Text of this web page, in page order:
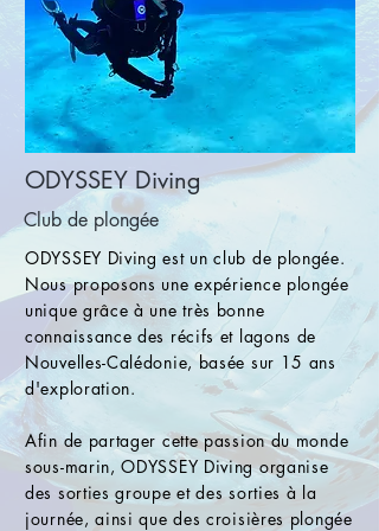
ODYSSEY Diving
Club de plongée
ODYSSEY Diving est un club de plongée.
Nous proposons une expérience plongée
unique grâce à une très bonne
connaissance des récifs et lagons de
Nouvelles-Calédonie, basée sur 15 ans
d'exploration.
Afin de partager cette passion du monde
sous-marin, ODYSSEY Diving organise
des sorties groupe et des sorties à la
journée, ainsi que des croisières plongée